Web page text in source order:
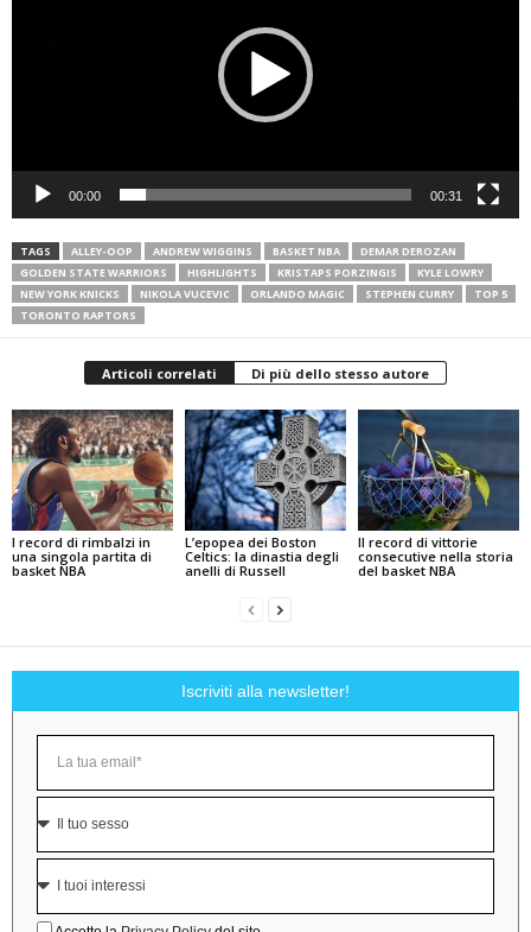
00:00 00:31
TAGS ALLEY-OOP ANDREW WIGGINS BASKET NBA
DEMAR DEROZAN
GOLDEN STATE WARRIORS
HIGHLIGHTS KRISTAPS PORZINGIS
KYLE LOWRY
NEW YORK KNICKS
NIKOLA VUCEVIC ORLANDO MAGIC STEPHEN CURRY
TOP 5
TORONTO RAPTORS
Articoli correlati Di più dello stesso autore
I record di rimbalzi in
una singola partita di
basket NBA
L’epopea dei Boston
Celtics: la dinastia degli
anelli di Russell
Il record di vittorie
consecutive nella storia
del basket NBA
Iscriviti alla newsletter!